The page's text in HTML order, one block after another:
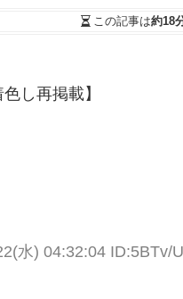
この記事は約18
し再掲載】
水) 04:32:04 ID:5BTv/